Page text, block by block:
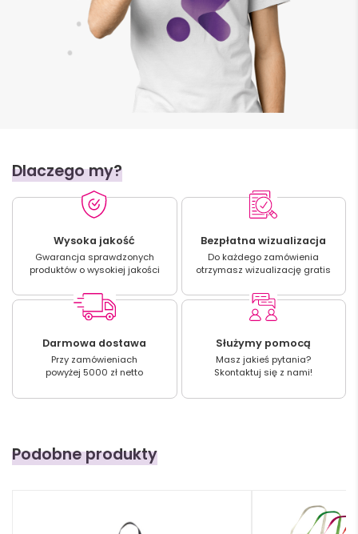
Dlaczego my?
Wysoka jakość
Gwarancja sprawdzonych
produktów o wysokiej jakości
Bezpłatna wizualizacja
Do każdego zamówienia
otrzymasz wizualizację gratis
Darmowa dostawa
Przy zamówieniach
powyżej 5000 zł netto
Służymy pomocą
Masz jakieś pytania?
Skontaktuj się z nami!
Podobne produkty